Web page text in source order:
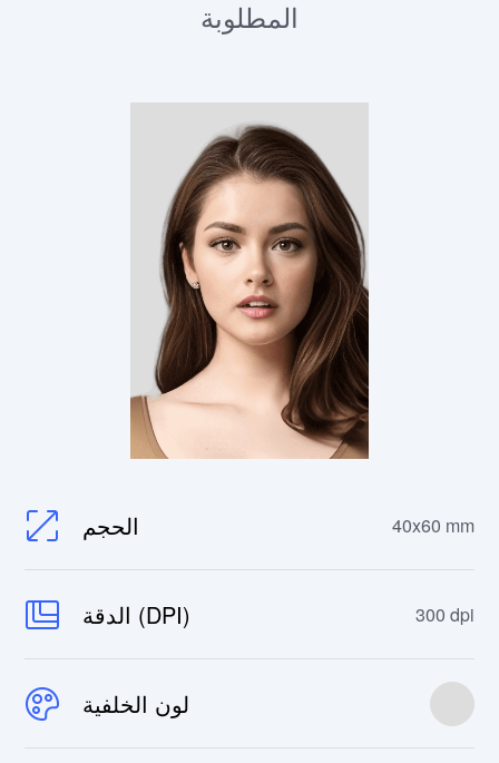
المطلوبة
الحجم 40x60 mm
الدقة (DPI) 300 dpi
لون الخلفية